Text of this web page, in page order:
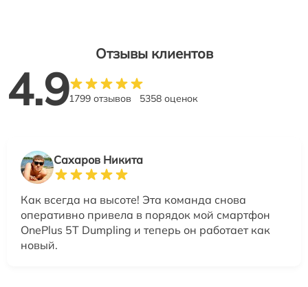
Отзывы клиентов
4.91799 отзывов 5358 оценок
Сахаров Никита
Как всегда на высоте! Эта команда снова
оперативно привела в порядок мой смартфон
OnePlus 5T Dumpling и теперь он работает как
новый.